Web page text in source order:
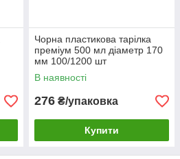
Чорна пластикова тарілка
преміум 500 мл діаметр 170
мм 100/1200 шт
В наявності
276 ₴/упаковка
Купити